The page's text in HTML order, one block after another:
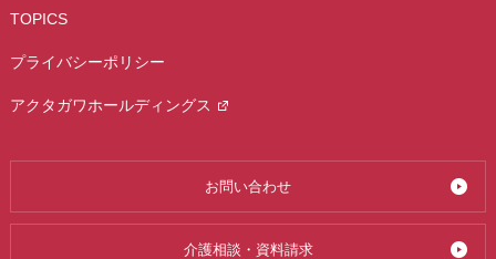
お問い合わせ
TOPICS
介護相談・資料請求
プライバシーポリシー
アクタガワホールディングス